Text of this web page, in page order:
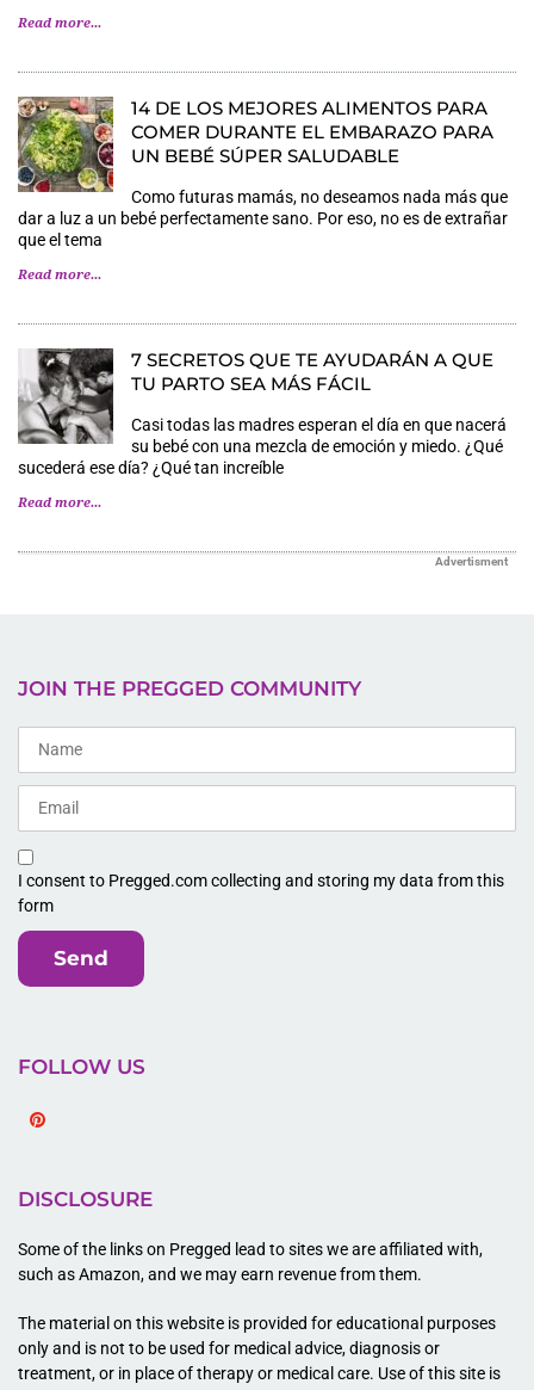
Read more...
14 DE LOS MEJORES ALIMENTOS PARA
COMER DURANTE EL EMBARAZO PARA
UN BEBÉ SÚPER SALUDABLE
Como futuras mamás, no deseamos nada más que
dar a luz a un bebé perfectamente sano. Por eso, no es de extrañar
que el tema
Read more...
7 SECRETOS QUE TE AYUDARÁN A QUE
TU PARTO SEA MÁS FÁCIL
Casi todas las madres esperan el día en que nacerá
su bebé con una mezcla de emoción y miedo. ¿Qué
sucederá ese día? ¿Qué tan increíble
Read more...
Advertisment
JOIN THE PREGGED COMMUNITY
I consent to Pregged.com collecting and storing my data from this
form
Send
FOLLOW US
DISCLOSURE
Some of the links on Pregged lead to sites we are affiliated with,
such as Amazon, and we may earn revenue from them.
The material on this website is provided for educational purposes
only and is not to be used for medical advice, diagnosis or
treatment, or in place of therapy or medical care. Use of this site is